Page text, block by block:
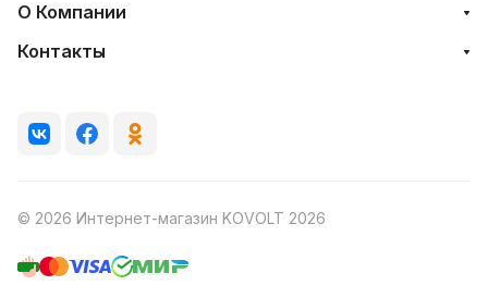
О Компании
Контакты
© 2026 Интернет-магазин KOVOLT 2026